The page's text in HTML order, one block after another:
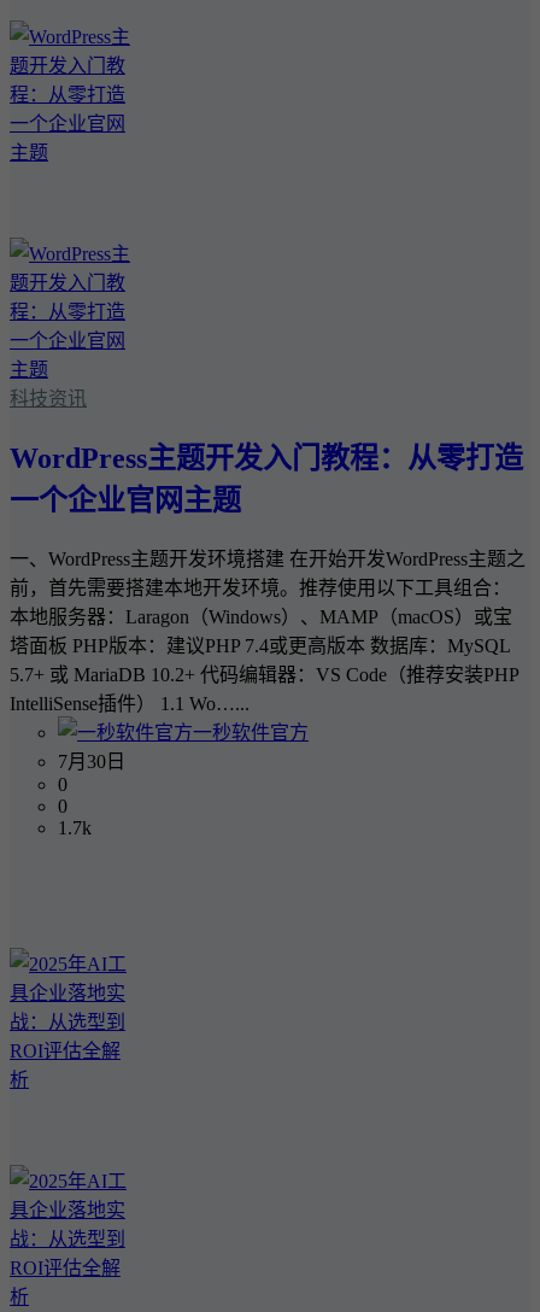
科技资讯
WordPress主题开发入门教程：从零打造
一个企业官网主题
一、WordPress主题开发环境搭建 在开始开发WordPress主题之
前，首先需要搭建本地开发环境。推荐使用以下工具组合：
本地服务器：Laragon（Windows）、MAMP（macOS）或宝
塔面板 PHP版本：建议PHP 7.4或更高版本 数据库：MySQL
5.7+ 或 MariaDB 10.2+ 代码编辑器：VS Code（推荐安装PHP
IntelliSense插件） 1.1 Wo…...
一秒软件官方
7月30日
0
0
1.7k